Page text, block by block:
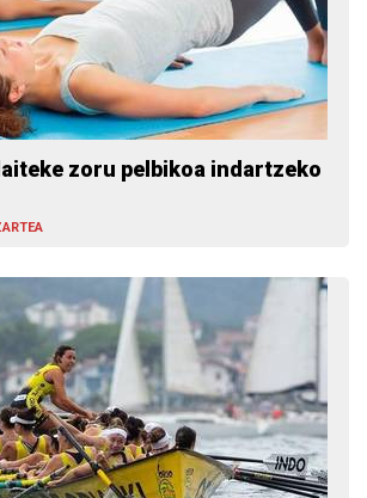
zoru pelbikoa indartzeko